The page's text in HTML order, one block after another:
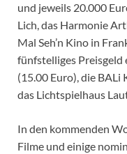
und jeweils 20.000
Lich, das Harmonie
Mal Seh’n Kino in
fünfstelliges Preisgeld
(15.00 Euro), die BALi
das Lichtspielhaus
In den kommenden
Filme und einige